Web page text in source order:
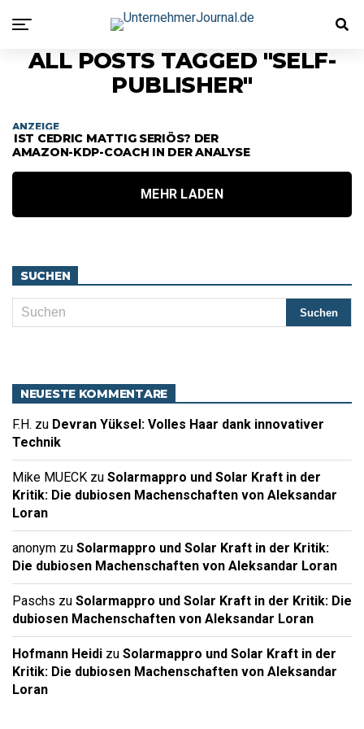
ALL POSTS TAGGED "SELF-
PUBLISHER"
ANZEIGE
IST CEDRIC MATTIG SERIÖS? DER
AMAZON-KDP-COACH IN DER ANALYSE
MEHR LADEN
SUCHEN
NEUESTE KOMMENTARE
F.H. zu Devran Yüksel: Volles Haar dank innovativer
Technik
Mike MUECK zu Solarmappro und Solar Kraft in der
Kritik: Die dubiosen Machenschaften von Aleksandar
Loran
anonym zu Solarmappro und Solar Kraft in der Kritik:
Die dubiosen Machenschaften von Aleksandar Loran
Paschs zu Solarmappro und Solar Kraft in der Kritik: Die
dubiosen Machenschaften von Aleksandar Loran
Hofmann Heidi zu Solarmappro und Solar Kraft in der
Kritik: Die dubiosen Machenschaften von Aleksandar
Loran